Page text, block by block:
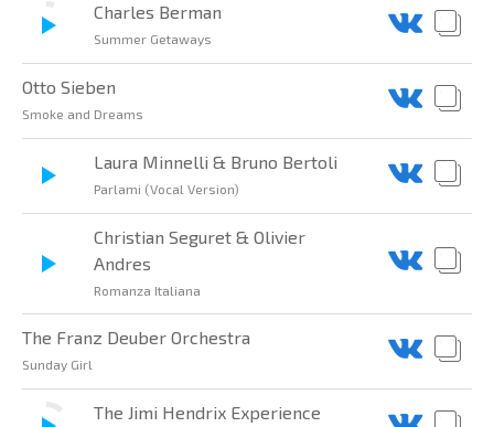
Charles Berman
Summer Getaways
Otto Sieben
Smoke and Dreams
Laura Minnelli & Bruno Bertoli
Parlami (Vocal Version)
Christian Seguret & Olivier
Andres
Romanza Italiana
The Franz Deuber Orchestra
Sunday Girl
The Jimi Hendrix Experience